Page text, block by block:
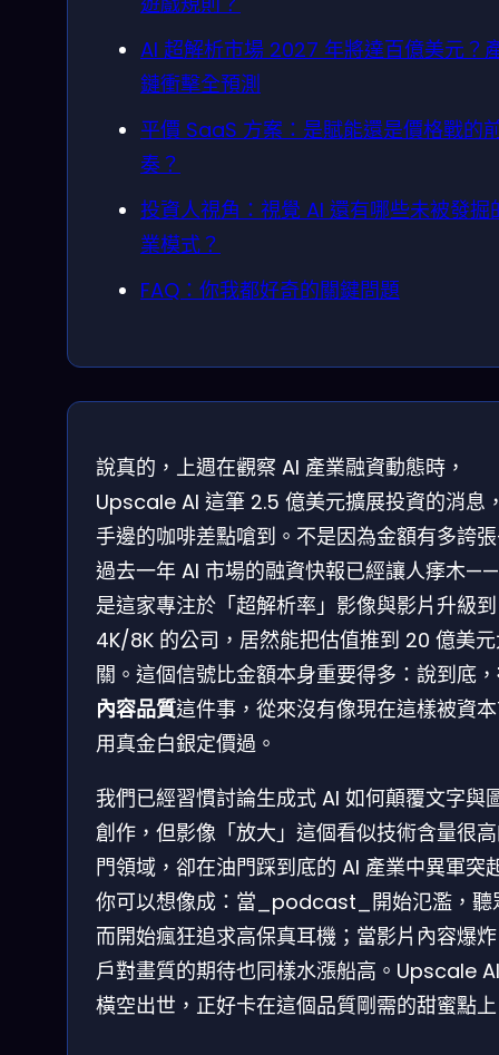
AI 超解析市場 2027 年將達百億美元？
鏈衝擊全預測
平價 SaaS 方案：是賦能還是價格戰的
奏？
投資人視角：視覺 AI 還有哪些未被發掘
業模式？
FAQ：你我都好奇的關鍵問題
說真的，上週在觀察 AI 產業融資動態時，
Upscale AI 這筆 2.5 億美元擴展投資的消息
手邊的咖啡差點嗆到。不是因為金額有多誇
過去一年 AI 市場的融資快報已經讓人痵木
是這家專注於「超解析率」影像與影片升級到
4K/8K 的公司，居然能把估值推到 20 億美
關。這個信號比金額本身重要得多：說到底，
內容品質這件事，從來沒有像現在這樣被資
用真金白銀定價過。
我們已經習慣討論生成式 AI 如何顛覆文字與
創作，但影像「放大」這個看似技術含量很
門領域，卻在油門踩到底的 AI 產業中異軍突
你可以想像成：當_podcast_開始氾濫，聽
而開始瘋狂追求高保真耳機；當影片內容爆
戶對畫質的期待也同樣水漲船高。Upscale
橫空出世，正好卡在這個品質剛需的甜蜜點